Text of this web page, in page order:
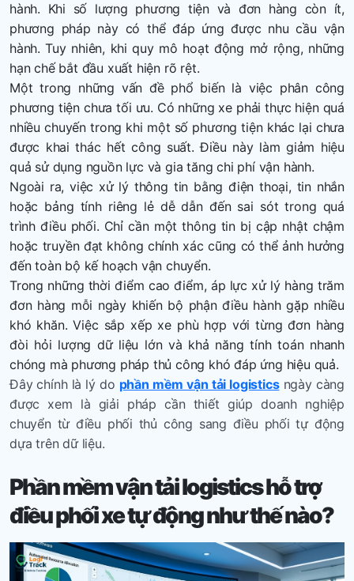
hành. Khi số lượng phương tiện và đơn hàng còn ít,
phương pháp này có thể đáp ứng được nhu cầu vận
hành. Tuy nhiên, khi quy mô hoạt động mở rộng, những
hạn chế bắt đầu xuất hiện rõ rệt.
Một trong những vấn đề phổ biến là việc phân công
phương tiện chưa tối ưu. Có những xe phải thực hiện quá
nhiều chuyến trong khi một số phương tiện khác lại chưa
được khai thác hết công suất. Điều này làm giảm hiệu
quả sử dụng nguồn lực và gia tăng chi phí vận hành.
Ngoài ra, việc xử lý thông tin bằng điện thoại, tin nhắn
hoặc bảng tính riêng lẻ dễ dẫn đến sai sót trong quá
trình điều phối. Chỉ cần một thông tin bị cập nhật chậm
hoặc truyền đạt không chính xác cũng có thể ảnh hưởng
đến toàn bộ kế hoạch vận chuyển.
Trong những thời điểm cao điểm, áp lực xử lý hàng trăm
đơn hàng mỗi ngày khiến bộ phận điều hành gặp nhiều
khó khăn. Việc sắp xếp xe phù hợp với từng đơn hàng
đòi hỏi lượng dữ liệu lớn và khả năng tính toán nhanh
chóng mà phương pháp thủ công khó đáp ứng hiệu quả.
Đây chính là lý do phần mềm vận tải logisticsngày càng
được xem là giải pháp cần thiết giúp doanh nghiệp
chuyển từ điều phối thủ công sang điều phối tự động
dựa trên dữ liệu.
Phần mềm vận tải logisticshỗ trợ
điều phối xe tự động như thế nào?